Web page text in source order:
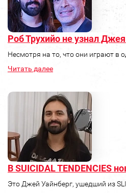
Роб Трухийо не узнал
Несмотря на то, что они играют в
Читать далее
В SUICIDAL TENDENCIES
Это Джей Уайнберг, ушедший из